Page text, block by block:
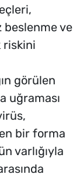
beslenme ve
riskini
görülen
uğraması
bir forma
varlığıyla